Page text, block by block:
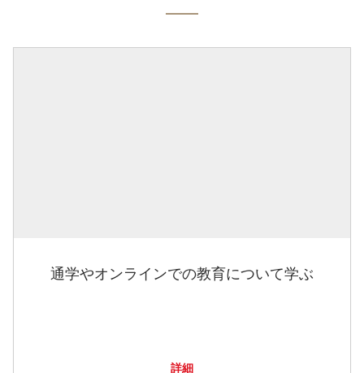
通学やオンラインでの教育について学ぶ
詳細